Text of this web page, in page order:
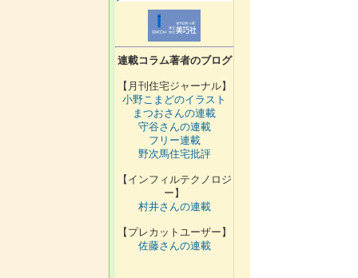
連載コラム著者のブログ
【月刊住宅ジャーナル】
小野こまどのイラスト
まつおさんの連載
守谷さんの連載
フリー連載
野次馬住宅批評
【インフィルテクノロジ
ー】
村井さんの連載
【プレカットユーザー】
佐藤さんの連載